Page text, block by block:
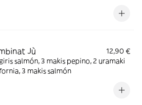
Jù
12,90 €
salmón, 3 makis pepino, 2 uramaki
3 makis salmón